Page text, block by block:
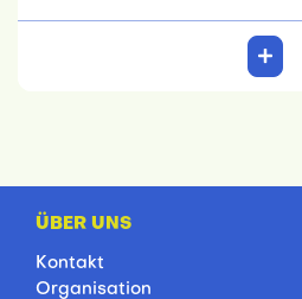
ÜBER UNS
Kontakt
Organisation